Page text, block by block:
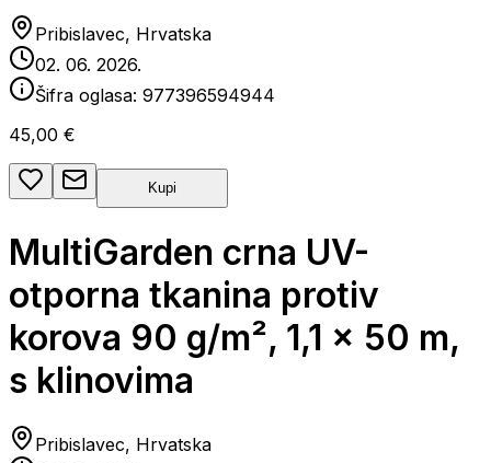
Pribislavec, Hrvatska
02. 06. 2026.
Šifra oglasa: 977396594944
45,00 €
Kupi
MultiGarden crna UV-
otporna tkanina protiv
korova 90 g/m², 1,1 × 50 m,
s klinovima
Pribislavec, Hrvatska